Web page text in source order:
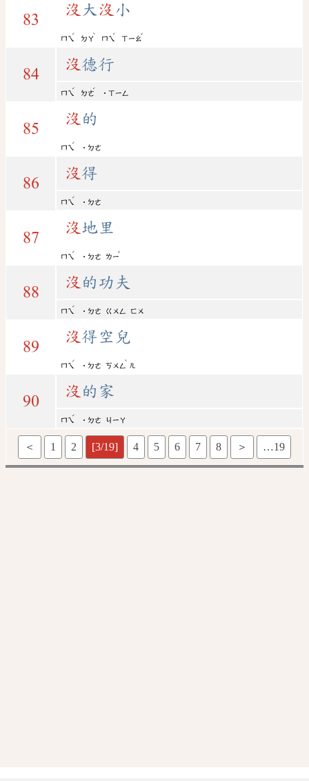
83
沒 大 沒 小
ㄇㄟ
ˊ
ㄉㄚ
ˋ
ㄇㄟ
ˊ
ㄒㄧㄠ
ˇ
84
沒 德行
ㄇㄟ
ˊ
ㄉㄜ
ˊ
˙ㄒㄧㄥ
85
沒 的
ㄇㄟ
ˊ
˙ㄉㄜ
86
沒 得
ㄇㄟ
ˊ
˙ㄉㄜ
87
沒 地里
ㄇㄟ
ˊ
˙ㄉㄜ ㄌㄧ
ˇ
88
沒 的功夫
ㄇㄟ
ˊ
˙ㄉㄜ ㄍㄨㄥ ㄈㄨ
89
沒 得空兒
ㄇㄟ
ˊ
˙ㄉㄜ ㄎㄨㄥ
ˋ
ㄦ
90
沒 的家
ㄇㄟ
ˊ
˙ㄉㄜ ㄐㄧㄚ
＜ 1 2 [3/19] 4 5 6 7 8 ＞ …19